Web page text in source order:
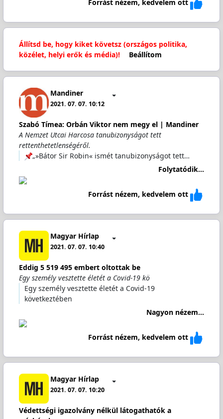
Forrást nézem, kedvelem ott
Állítsd be, hogy kiket követsz (országos politika,
közélet, helyi erők és média)!
Beállítom
Mandiner
2021. 07. 07. 10:12
Szabó Tímea: Orbán Viktor nem megy el | Mandiner
A Nemzet Utcai Harcosa tanubizonyságot tett
rettenthetetlenségéről.
„»Bátor Sir Robin« ismét tanubizonyságot tett…
Folytatódik...
Forrást nézem, kedvelem ott
Magyar Hírlap
2021. 07. 07. 10:40
Eddig 5 519 495 embert oltottak be
Egy személy vesztette életét a Covid-19 kö
Egy személy vesztette életét a Covid-19
következtében
Nagyon nézem...
Forrást nézem, kedvelem ott
Magyar Hírlap
2021. 07. 07. 10:20
Védettségi igazolvány nélkül látogathatók a